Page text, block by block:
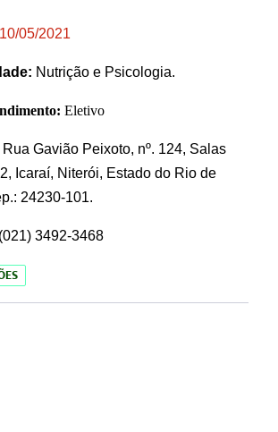
10/05/2021
Nutrição e Psicologia.
Eletivo
Rua Gavião Peixoto, nº. 124, Salas
Icaraí, Niterói, Estado do Rio de
24230-101.
(021) 3492-3468